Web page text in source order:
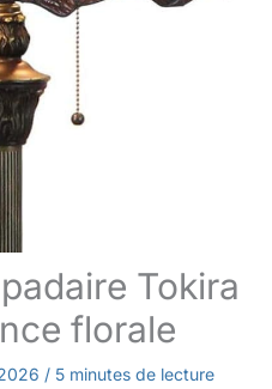
Tokira
florale
/ 5 minutes de lecture